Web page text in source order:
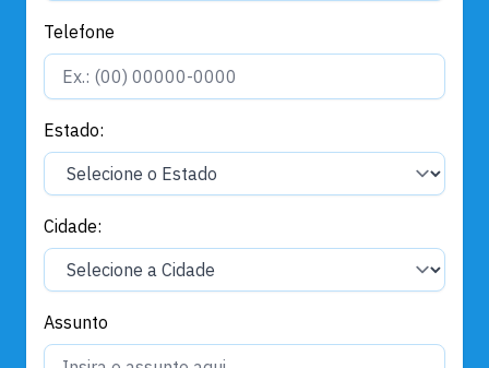
Telefone
Estado:
Cidade:
Assunto